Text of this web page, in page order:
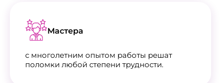
Мастера
с многолетним опытом работы решат
поломки любой степени трудности.